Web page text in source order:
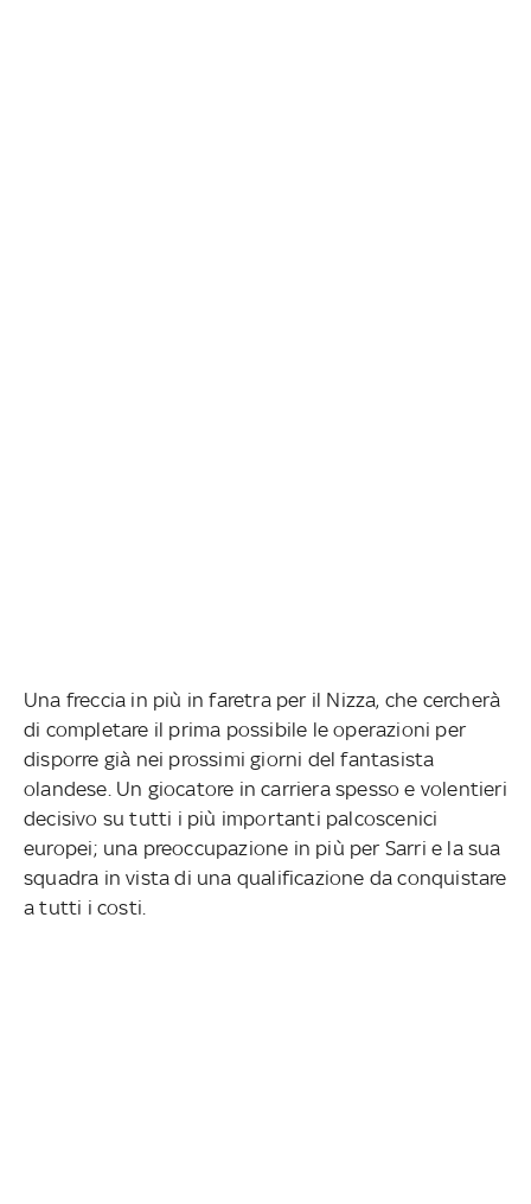
Una freccia in più in faretra per il Nizza, che cercherà
di completare il prima possibile le operazioni per
disporre già nei prossimi giorni del fantasista
olandese. Un giocatore in carriera spesso e volentieri
decisivo su tutti i più importanti palcoscenici
europei; una preoccupazione in più per Sarri e la sua
squadra in vista di una qualificazione da conquistare
a tutti i costi.